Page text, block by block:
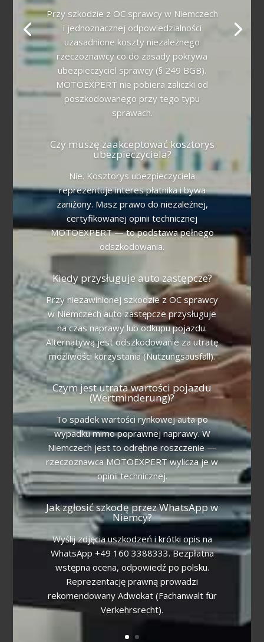
Przy szkodzie z OC sprawcy w Niemczech
i jednoznacznej odpowiedzialności
uzasadnione koszty niezależnego
rzeczoznawcy co do zasady pokrywa
ubezpieczyciel sprawcy (§ 249 BGB).
MOTOEXPERT nie pobiera zaliczki od
poszkodowanego przy tego typu
sprawach.
Czy muszę zaakceptować kosztorys
ubezpieczyciela?
Nie. Kosztorys ubezpieczyciela
reprezentuje interes płatnika i bywa
zaniżony. Masz prawo do niezależnej,
certyfikowanej opinii technicznej
MOTOEXPERT — to podstawa pełnego
odszkodowania.
Kiedy przysługuje auto zastępcze?
Przy niezawinionej szkodzie z OC sprawcy
w Niemczech auto zastępcze przysługuje
na czas naprawy lub odkupu pojazdu.
Alternatywą jest odszkodowanie za utratę
możliwości korzystania (Nutzungsausfall).
Czym jest utrata wartości pojazdu
(Wertminderung)?
To spadek wartości rynkowej auta po
wypadku mimo poprawnej naprawy. W
Niemczech jest to odrębne roszczenie —
rzeczoznawca MOTOEXPERT wylicza je w
opinii technicznej.
Jak zgłosić szkodę przez WhatsApp w
Niemcy?
Wyślij zdjęcia uszkodzeń i krótki opis na
WhatsApp +49 160 3388333. Bezpłatna
wstępna ocena, odpowiedź po polsku.
Reprezentację prawną prowadzi
rekomendowany Adwokat (Fachanwalt für
Verkehrsrecht).